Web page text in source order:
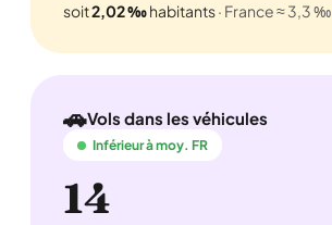
soit2,02 ‰habitants· France ≈ 3,3 ‰
🚗Vols dans les véhicules
Inférieur à moy. FR
14